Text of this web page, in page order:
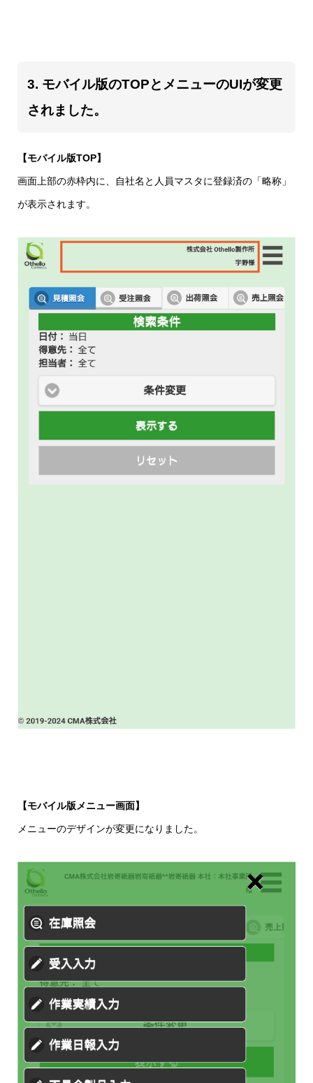
3. モバイル版のTOPとメニューのUIが変更
されました。
【モバイル版TOP】
画面上部の赤枠内に、自社名と人員マスタに登録済の「略称」
が表示されます。
【モバイル版メニュー画面】
メニューのデザインが変更になりました。